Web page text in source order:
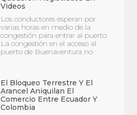
Videos
Los conductores esperan por
varias horas en medio de la
congestión para entrar al puerto.
La congestión en el acceso al
puerto de Buenaventura no
El Bloqueo Terrestre Y El
Arancel Aniquilan El
Comercio Entre Ecuador Y
Colombia